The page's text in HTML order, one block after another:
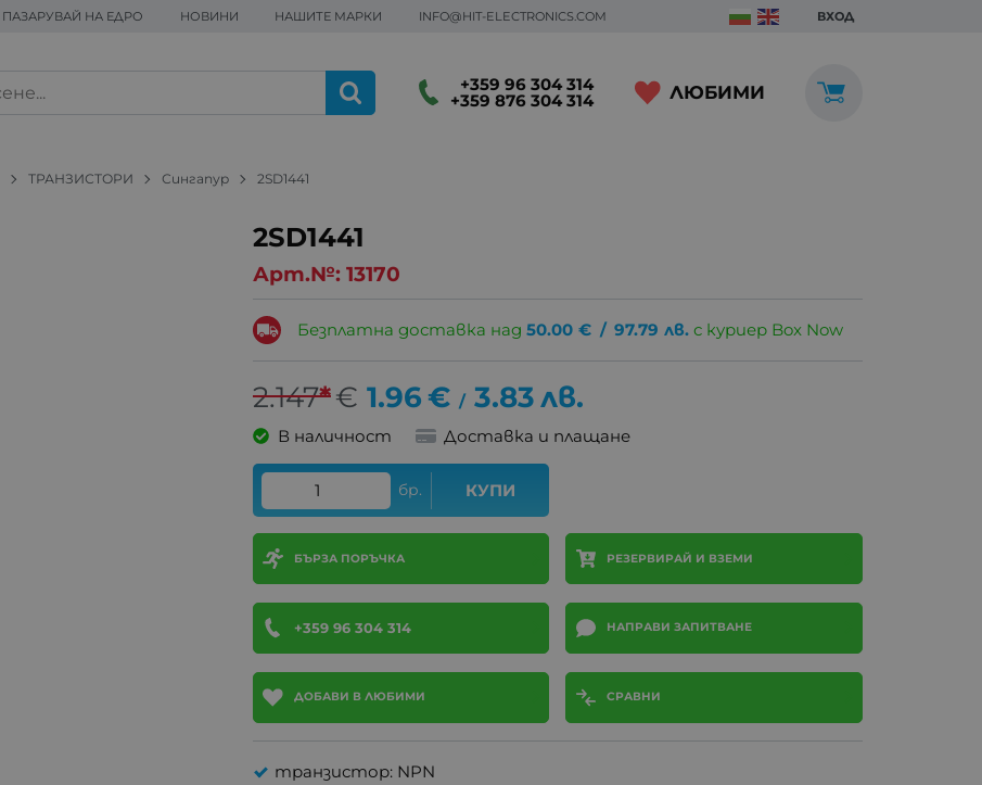
ПАЗАРУВАЙ НА ЕДРО НОВИНИ НАШИТЕ МАРКИ INFO@HIT-ELECTRONICS.COM ВХОД
+359 96 304 314
+359 876 304 314 ЛЮБИМИ
ТРАНЗИСТОРИ Сингапур 2SD1441
2SD1441
Арт.№: 13170
Безплатна доставка над50.00 € / 97.79 лв. с куриер Box Now
2.147*€ 1.96€ / 3.83лв.
В наличност Доставка и плащане
бр. КУПИ
БЪРЗА ПОРЪЧКА РЕЗЕРВИРАЙ И ВЗЕМИ
+359 96 304 314 НАПРАВИ ЗАПИТВАНЕ
ДОБАВИ В ЛЮБИМИ СРАВНИ
транзистор: NPN